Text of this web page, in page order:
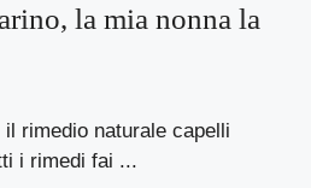
la mia nonna la
rimedio naturale capelli
i rimedi fai ...